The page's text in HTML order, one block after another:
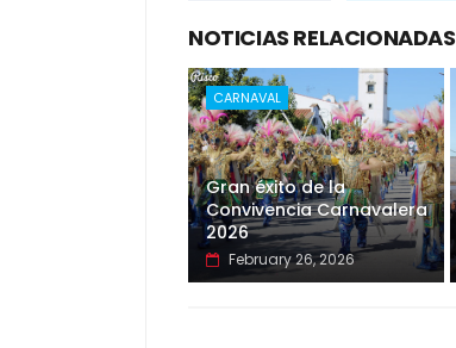
NOTICIAS RELACIONADAS
CARNAVAL
Gran éxito de la
Convivencia Carnavalera
2026
February 26, 2026